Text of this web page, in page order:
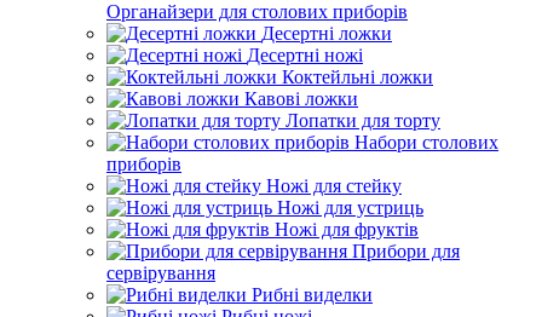
Органайзери для столових приборів
Десертні ложки
Десертні ножі
Коктейльні ложки
Кавові ложки
Лопатки для торту
Набори столових
приборів
Ножі для стейку
Ножі для устриць
Ножі для фруктів
Прибори для
сервірування
Рибні виделки